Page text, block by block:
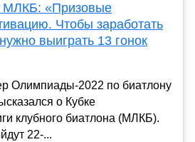
МЛКБ: «Призовые
Чтобы заработать
выиграть 13 гонок
Олимпиады-2022 по биатлону
о Кубке
клубного биатлона (МЛКБ).
22-...